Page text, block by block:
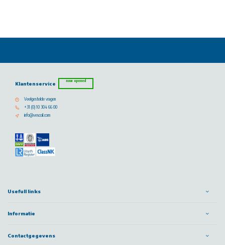
Klantenservice now opened
Veelgestelde vragen
+31 (0) 10 304 66 00
info@vescoil.com
Usefull links
Informatie
Contactgegevens